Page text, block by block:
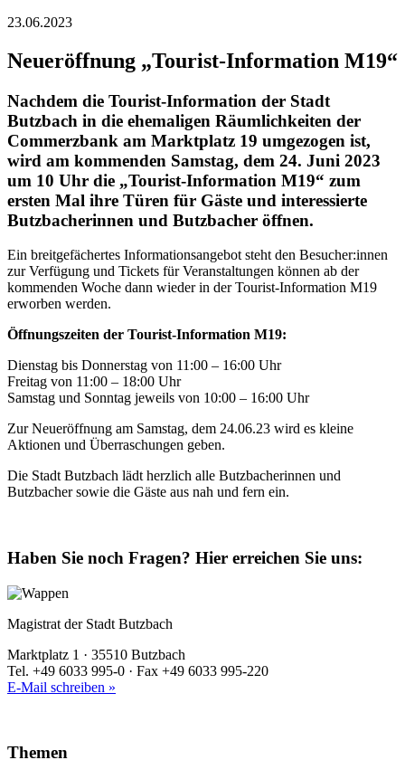
23.06.2023
Neueröffnung „Tourist-Information M19“
Nachdem die Tourist-Information der Stadt
Butzbach in die ehemaligen Räumlichkeiten der
Commerzbank am Marktplatz 19 umgezogen ist,
wird am kommenden Samstag, dem 24. Juni 2023
um 10 Uhr die „Tourist-Information M19“ zum
ersten Mal ihre Türen für Gäste und interessierte
Butzbacherinnen und Butzbacher öffnen.
Ein breitgefächertes Informationsangebot steht den Besucher:innen
zur Verfügung und Tickets für Veranstaltungen können ab der
kommenden Woche dann wieder in der Tourist-Information M19
erworben werden.
Öffnungszeiten der Tourist-Information M19:
Dienstag bis Donnerstag von 11:00 – 16:00 Uhr
Freitag von 11:00 – 18:00 Uhr
Samstag und Sonntag jeweils von 10:00 – 16:00 Uhr
Zur Neueröffnung am Samstag, dem 24.06.23 wird es kleine
Aktionen und Überraschungen geben.
Die Stadt Butzbach lädt herzlich alle Butzbacherinnen und
Butzbacher sowie die Gäste aus nah und fern ein.
Haben Sie noch Fragen? Hier erreichen Sie uns:
Magistrat der Stadt Butzbach
Marktplatz 1 · 35510 Butzbach
Tel. +49 6033 995-0 · Fax +49 6033 995-220
E-Mail schreiben »
Themen